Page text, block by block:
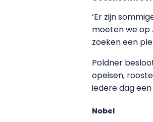
‘Er zijn
moeten we op
zoeken een
Poldner
opeisen,
iedere dag
Nobel